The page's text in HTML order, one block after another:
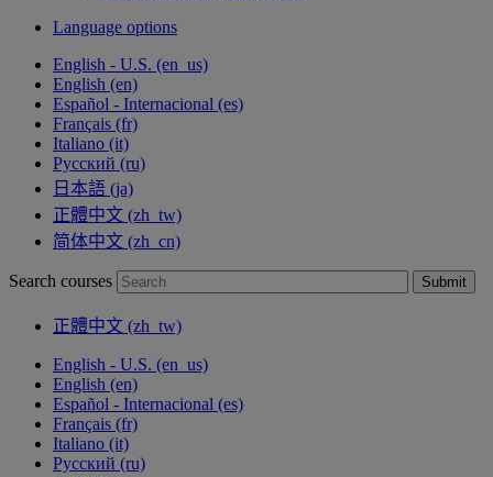
Language options
English - U.S. ‎(en_us)‎
English ‎(en)‎
Español - Internacional ‎(es)‎
Français ‎(fr)‎
Italiano ‎(it)‎
Русский ‎(ru)‎
日本語 ‎(ja)‎
正體中文 ‎(zh_tw)‎
简体中文 ‎(zh_cn)‎
Search courses Submit
正體中文 ‎(zh_tw)‎
English - U.S. ‎(en_us)‎
English ‎(en)‎
Español - Internacional ‎(es)‎
Français ‎(fr)‎
Italiano ‎(it)‎
Русский ‎(ru)‎